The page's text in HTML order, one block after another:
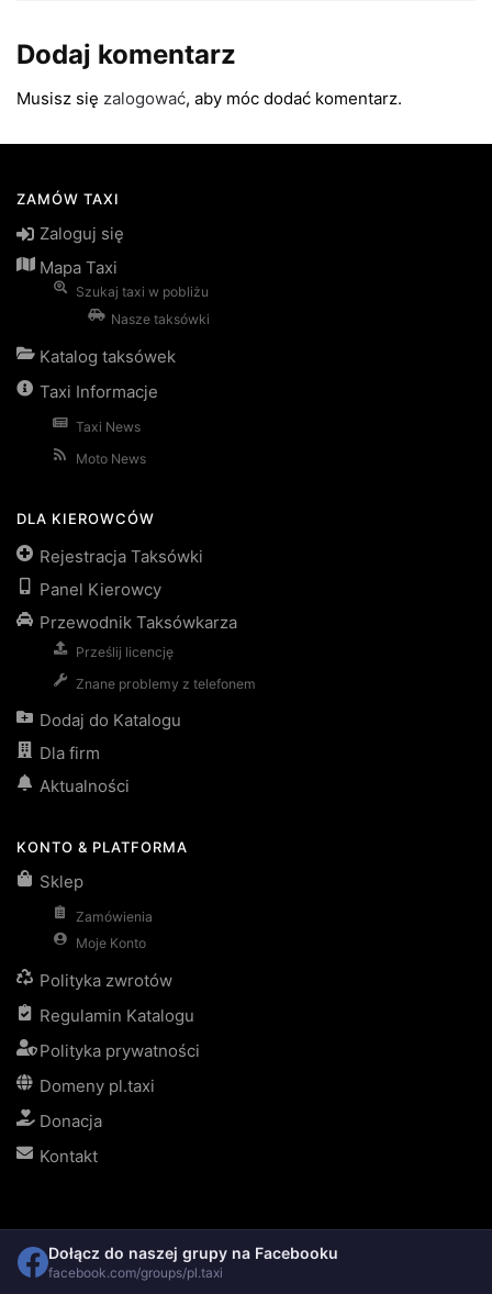
Dodaj komentarz
Musisz się zalogować, aby móc dodać komentarz.
ZAMÓW TAXI
Zaloguj się
Mapa Taxi
Szukaj taxi w pobliżu
Nasze taksówki
Katalog taksówek
Taxi Informacje
Taxi News
Moto News
DLA KIEROWCÓW
Rejestracja Taksówki
Panel Kierowcy
Przewodnik Taksówkarza
Prześlij licencję
Znane problemy z telefonem
Dodaj do Katalogu
Dla firm
Aktualności
KONTO & PLATFORMA
Sklep
Zamówienia
Moje Konto
Polityka zwrotów
Regulamin Katalogu
Polityka prywatności
Domeny pl.taxi
Donacja
Kontakt
Dołącz do naszej grupy na Facebooku
facebook.com/groups/pl.taxi